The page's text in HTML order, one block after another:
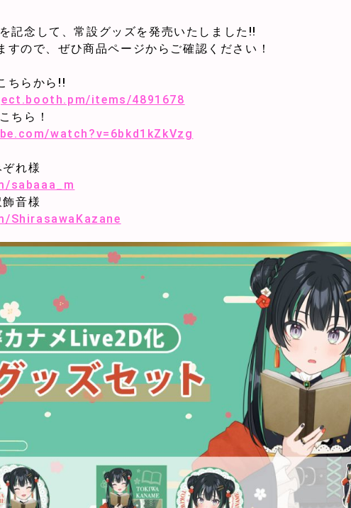
記念して、常設グッズを発売いたしました!!
すので、ぜひ商品ページからご確認ください！
ちらから!!
items/4891678
ちら！
watch?v=6bkd1kZkVzg
れ様
sabaaa_m
音様